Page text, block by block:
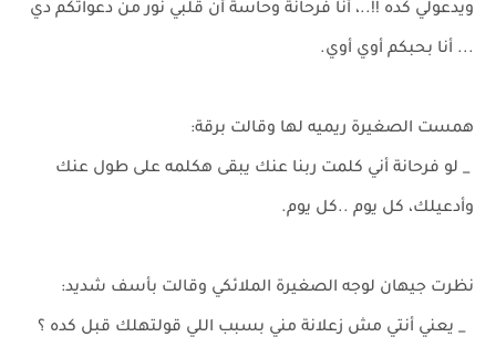
ويدعولي كده !!..، أنا فرحانة وحاسة أن قلبي نور من دعواتكم دي
... أنا بحبكم أوي أوي.
همست الصغيرة ريميه لها وقالت برقة:
_ لو فرحانة أني كلمت ربنا عنك يبقى هكلمه على طول عنك
وأدعيلك، كل يوم ..كل يوم.
نظرت جيهان لوجه الصغيرة الملائكي وقالت بأسف شديد:
_ يعني أنتي مش زعلانة مني بسبب اللي قولتهلك قبل كده ؟